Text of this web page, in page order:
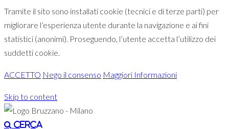
Tramite il sito sono installati cookie (tecnici e di terze parti) per
migliorare l’esperienza utente durante la navigazione e ai fini
statistici (anonimi). Proseguendo, l’utente accetta l’utilizzo dei
suddetti cookie.
ACCETTO Nego il consenso Maggiori Informazioni
Skip to content
Toggle navigation
Cerca